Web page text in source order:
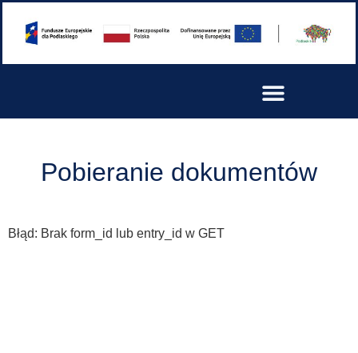
Pobieranie dokumentów
Błąd: Brak form_id lub entry_id w GET